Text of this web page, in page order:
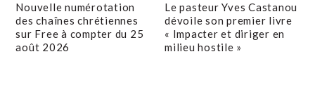
Nouvelle numérotation
des chaînes chrétiennes
sur Free à compter du 25
août 2026
Le pasteur Yves Castanou
dévoile son premier livre
« Impacter et diriger en
milieu hostile »